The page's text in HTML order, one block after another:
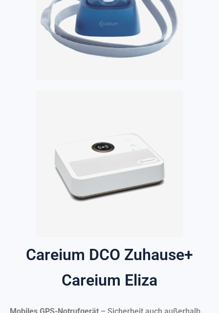
Careium DCO Zuhause+
Careium Eliza